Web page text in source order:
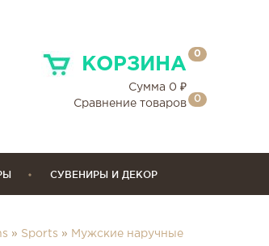
КОРЗИНА
0
Сумма 0 ₽
Сравнение товаров
0
СУВЕНИРЫ И ДЕКОР
» Sports » Мужские наручные